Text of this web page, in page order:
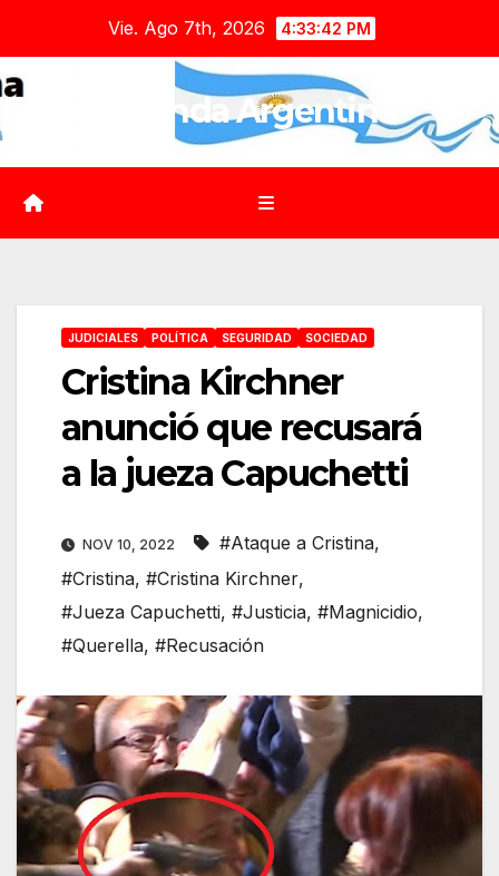
contenido
Vie. Ago 7th, 2026 4:33:43 PM
Agenda Argentina
JUDICIALES POLÍTICA SEGURIDAD SOCIEDAD
Cristina Kirchner
anunció que recusará
a la jueza Capuchetti
NOV 10, 2022 #Ataque a Cristina,
#Cristina, #Cristina Kirchner,
#Jueza Capuchetti, #Justicia, #Magnicidio,
#Querella, #Recusación